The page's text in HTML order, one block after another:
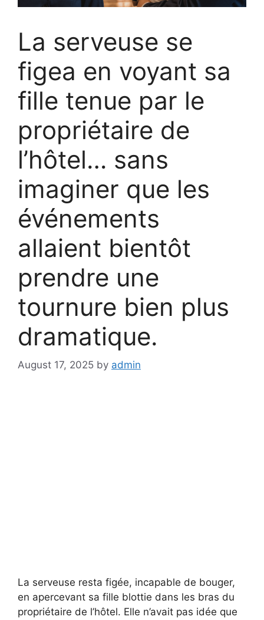
La serveuse se
figea en voyant sa
fille tenue par le
propriétaire de
l’hôtel… sans
imaginer que les
événements
allaient bientôt
prendre une
tournure bien plus
dramatique.
August 17, 2025 by admin
La serveuse resta figée, incapable de bouger,
en apercevant sa fille blottie dans les bras du
propriétaire de l’hôtel. Elle n’avait pas idée que